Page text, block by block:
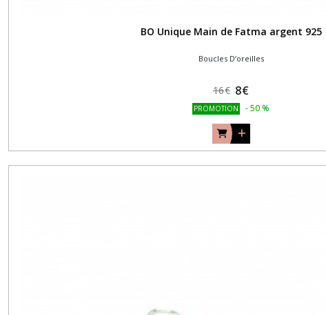
BO Unique Main de Fatma argent 925
Boucles D’oreilles
16€ 8€
PROMOTION -50 %